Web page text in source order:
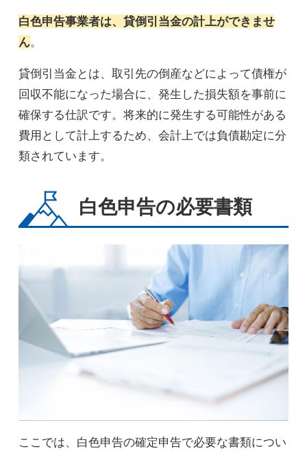
白色申告事業者は、貸倒引当金の計上ができませ
ん。
貸倒引当金とは、取引先の倒産などによって債権が
回収不能になった場合に、発生した損失額を事前に
確保する仕訳です。将来的に発生する可能性がある
費用として計上するため、会計上では負債勘定に分
類されています。
白色申告の必要書類
ここでは、白色申告の確定申告で必要な書類につい